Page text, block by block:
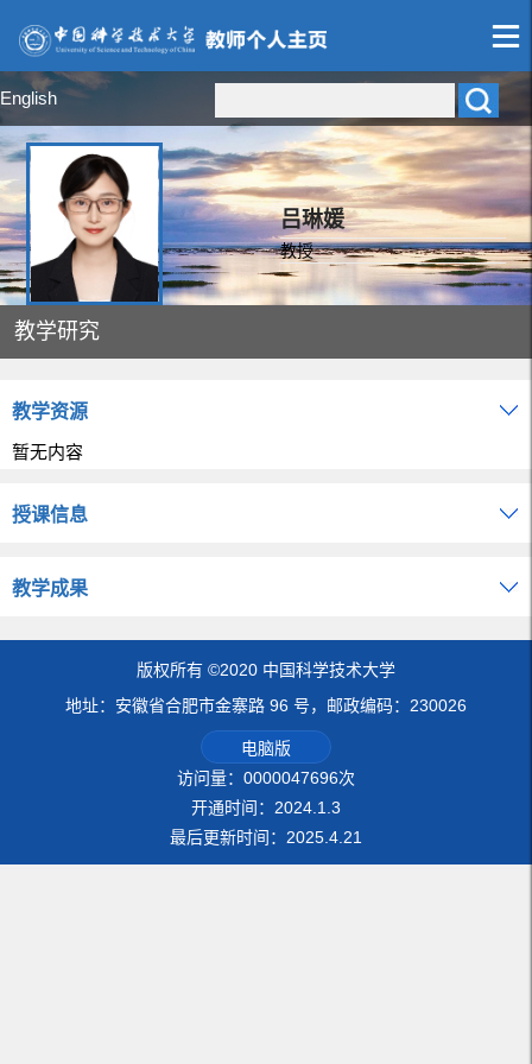
English
吕琳媛
教授
教学研究
教学资源
暂无内容
授课信息
教学成果
版权所有 ©2020 中国科学技术大学
地址：安徽省合肥市金寨路 96 号，邮政编码：230026
电脑版
访问量： 0000047696次
开通时间： 2024 1 3
最后更新时间： 2025 4 21